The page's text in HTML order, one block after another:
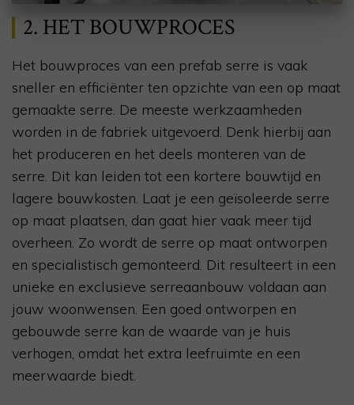
2. HET BOUWPROCES
Het bouwproces van een prefab serre is vaak
sneller en efficiënter ten opzichte van een op maat
gemaakte serre. De meeste werkzaamheden
worden in de fabriek uitgevoerd. Denk hierbij aan
het produceren en het deels monteren van de
serre. Dit kan leiden tot een kortere bouwtijd en
lagere bouwkosten. Laat je een geïsoleerde serre
op maat plaatsen, dan gaat hier vaak meer tijd
overheen. Zo wordt de serre op maat ontworpen
en specialistisch gemonteerd. Dit resulteert in een
unieke en exclusieve serreaanbouw voldaan aan
jouw woonwensen. Een goed ontworpen en
gebouwde serre kan de waarde van je huis
verhogen, omdat het extra leefruimte en een
meerwaarde biedt.